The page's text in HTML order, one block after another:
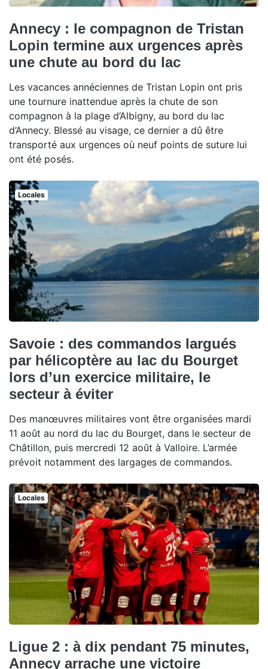
Annecy : le compagnon de Tristan
Lopin termine aux urgences après
une chute au bord du lac
Les vacances annéciennes de Tristan Lopin ont pris
une tournure inattendue après la chute de son
compagnon à la plage d’Albigny, au bord du lac
d’Annecy. Blessé au visage, ce dernier a dû être
transporté aux urgences où neuf points de suture lui
ont été posés.
Locales
Savoie : des commandos largués
par hélicoptère au lac du Bourget
lors d’un exercice militaire, le
secteur à éviter
Des manœuvres militaires vont être organisées mardi
11 août au nord du lac du Bourget, dans le secteur de
Châtillon, puis mercredi 12 août à Valloire. L’armée
prévoit notamment des largages de commandos.
Locales
Ligue 2 : à dix pendant 75 minutes,
Annecy arrache une victoire